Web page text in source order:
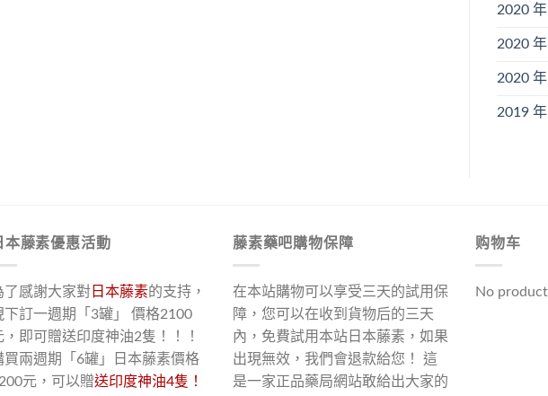
2020 年
2020 年
2020 年
2019 年
本藤素優惠活動
了感謝大家對 日本藤素的支持，
下訂一週期「3罐」 價格2100
，即可贈送印度神油2隻！！！
買兩週期「6罐」日本藤素價格
元，可以贈送印度神油4隻！
藤素藥吧購物保障
在本站購物可以享受三天的試用保
障，您可以在收到貨物后的三天
內，免費試用本站日本藤素，如果
出現無效，我們會退款給您！ 這
是一家正品藥局網站敢給出大家的
购物车
No